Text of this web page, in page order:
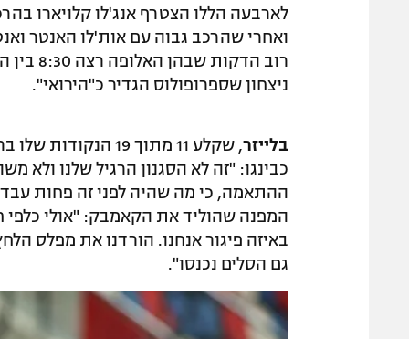
לארבעה הללו הצטרף אנג'לו קלויארו
ואחרי שהרכב גבוה עם אות'לו האנטר
רוב
ניצחון שספרופולוס הגדיר כ"הירואי".
בלייזר
, שקלע 11 מתוך 19
כבינגו: "זה לא הסגנון הרגיל שלנו
ההתאמה, כי מה שהיה לפני זה פחות
המפנה שהוליד את הקאמבק: "אולי כלפי
באיזה פיגור אנחנו. הורדנו את מפלס
גם הסלים נכנסו".